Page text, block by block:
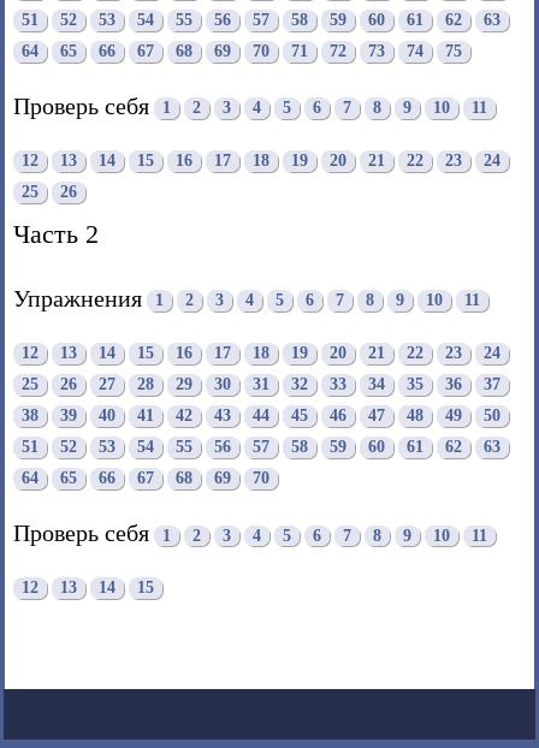
51
52 53 54 55 56 57 58 59 60 61 62
63
64
65 66 67 68 69 70 71 72 73 74 75
Проверь себя 1 2 3 4 5 6 7 8 9 10 11
12 13 14 15 16 17 18 19 20 21 22 23
24
25
26
Часть 2
Упражнения 1 2 3 4 5 6 7 8 9 10 11
12 13 14 15 16 17 18 19 20 21 22 23
24
25
26 27 28 29 30 31 32 33 34 35 36
37
38
39 40 41 42 43 44 45 46 47 48 49
50
51
52 53 54 55 56 57 58 59 60 61 62
63
64
65 66 67 68 69 70
Проверь себя 1 2 3 4 5 6 7 8 9 10 11
12 13 14 15